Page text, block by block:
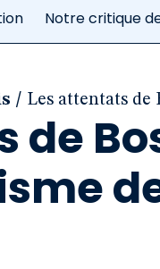
Notre critique
/ Les attentats de
de